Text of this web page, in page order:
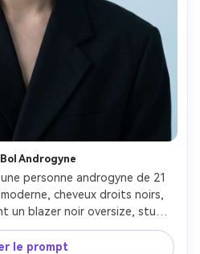
Androgyne
personne androgyne de 21
cheveux droits noirs,
un blazer noir oversize, studio
lumière supérieure douce et
EOS R3, 85mm f/1.4, cadrage
le prompt